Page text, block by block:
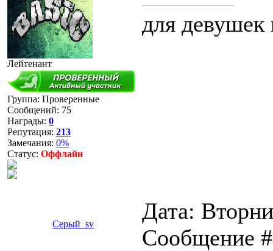
Лейтенант
Группа: Проверенные
Сообщений: 75
Награды: 0
Репутация: 213
Замечания: 0%
Статус: Оффлайн
для девушек
Ceрый_sv
Дата:
Сообщение